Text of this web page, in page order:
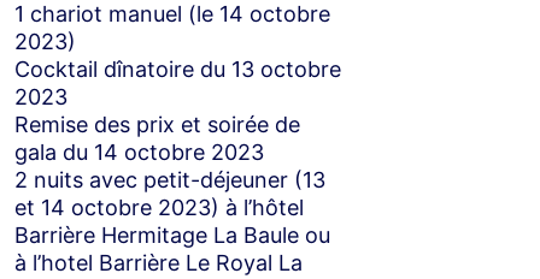
1 chariot manuel (le 14 octobre
2023)
Cocktail dînatoire du 13 octobre
2023
Remise des prix et soirée de
gala du 14 octobre 2023
2 nuits avec petit-déjeuner (13
et 14 octobre 2023) à l’hôtel
Barrière Hermitage La Baule ou
à l’hotel Barrière Le Royal La